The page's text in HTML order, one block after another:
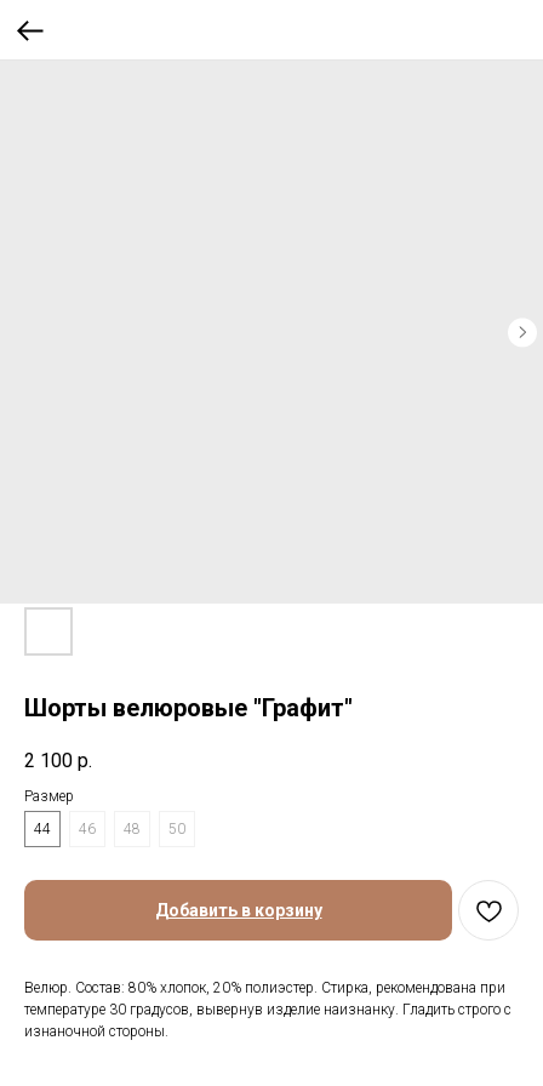
Шорты велюровые "Графит"
2 100 р.
Размер
44
46 48 50
Добавить в корзину
Велюр. Состав: 80% хлопок, 20% полиэстер. Стирка, рекомендована при
температуре 30 градусов, вывернув изделие наизнанку. Гладить строго с
изнаночной стороны.